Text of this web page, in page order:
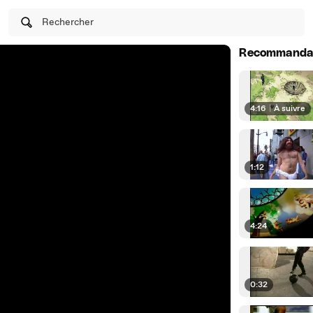
Rechercher
4:16 | À suivre
1:12
4:24
0:32